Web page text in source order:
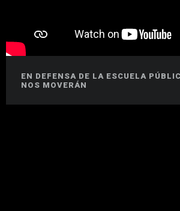
EN DEFENSA DE LA ESCUELA
NOS MOVERÁN